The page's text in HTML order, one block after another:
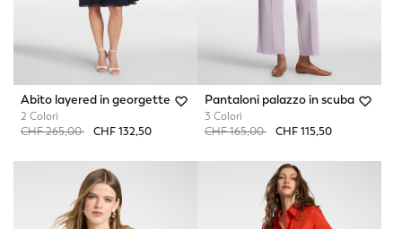
Abito layered in georgette
2 Colori
Price reduced from
CHF 265,00toCHF 132,50
Pantaloni palazzo in scuba
3 Colori
Price reduced from
CHF 165,00toCHF 115,50